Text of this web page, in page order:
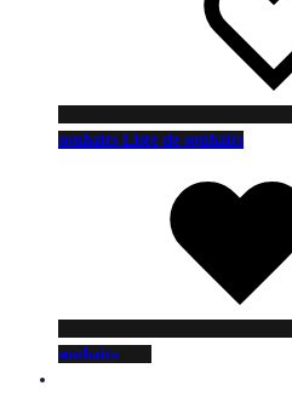
souhaits Liste de souhaits
souhaits